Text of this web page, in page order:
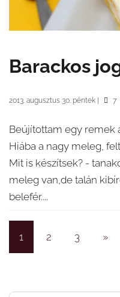
Barackos
2013. augusztus 30. péntek 7
Beújítottam egy remek
Hiába a nagy meleg,
Mit is készítsek? -
meleg van,de talán
belefér....
1 2 3 »